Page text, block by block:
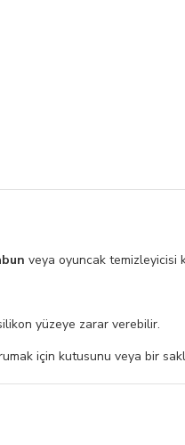
veya oyuncak temizleyicisi
yüzeye zarar verebilir.
için kutusunu veya bir